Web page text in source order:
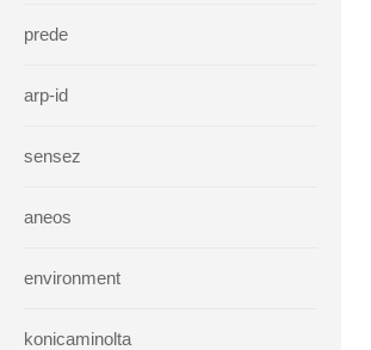
prede
arp-id
sensez
aneos
environment
konicaminolta